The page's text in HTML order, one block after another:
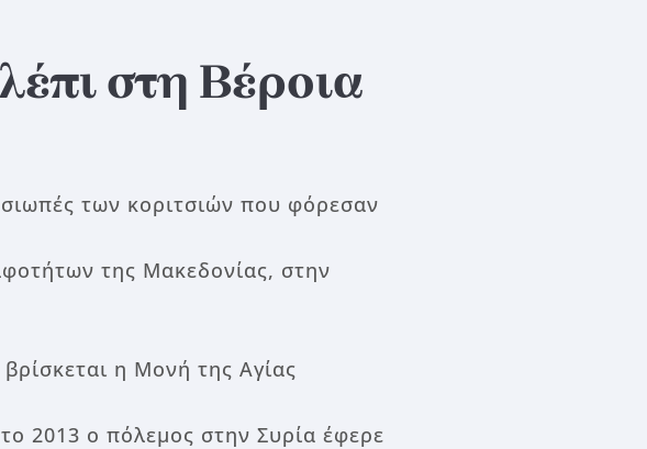
στη Βέροια
σιωπές των κοριτσιών που φόρεσαν
της Μακεδονίας, στην
η Μονή της Αγίας
2013 ο πόλεμος στην Συρία έφερε